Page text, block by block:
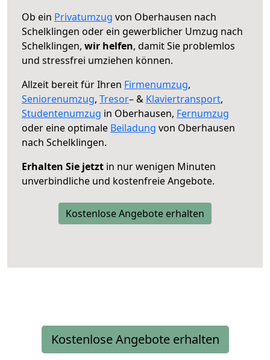
Ob ein Privatumzug von Oberhausen nach
Schelklingen oder ein gewerblicher Umzug nach
Schelklingen, wir helfen, damit Sie problemlos
und stressfrei umziehen können.
Allzeit bereit für Ihren Firmenumzug,
Seniorenumzug, Tresor– & Klaviertransport,
Studentenumzug in Oberhausen, Fernumzug
oder eine optimale Beiladung von Oberhausen
nach Schelklingen.
Erhalten Sie jetzt in nur wenigen Minuten
unverbindliche und kostenfreie Angebote.
Kostenlose Angebote erhalten
Kostenlose Angebote erhalten